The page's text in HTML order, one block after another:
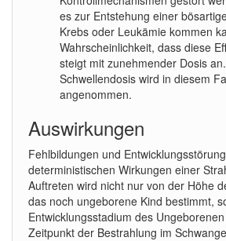
es zur Entstehung einer
Krebs oder Leukämie kommen
Wahrscheinlichkeit, dass diese
steigt mit zunehmender Dosis
Schwellendosis wird in diesem
angenommen.
Auswirkungen
Fehlbildungen und
deterministischen Wirkungen einer
Auftreten wird nicht nur von der Höhe
das noch ungeborene Kind bestimmt,
Entwicklungsstadium des
Zeitpunkt der Bestrahlung im